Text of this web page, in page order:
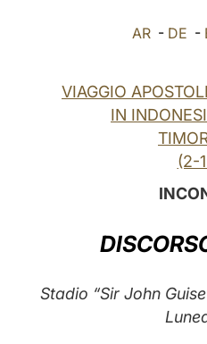
AR - DE -
VIAGGIO
IN
(2-
Stadio “Sir John